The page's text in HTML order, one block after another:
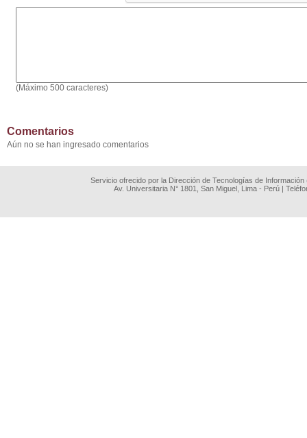
(Máximo 500 caracteres)
Comentarios
Aún no se han ingresado comentarios
Servicio ofrecido por la Dirección de Tecnologías de
Av. Universitaria N° 1801, San Miguel, Lima - Perú |